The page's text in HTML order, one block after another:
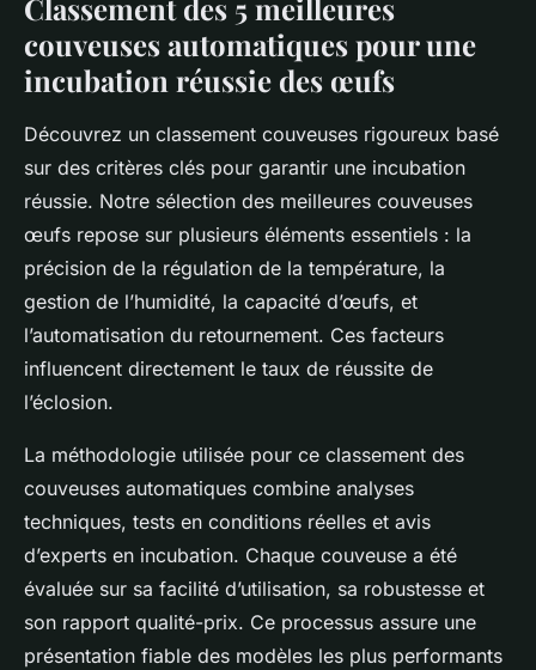
Classement des 5 meilleures
couveuses automatiques pour une
incubation réussie des œufs
Découvrez un classement couveuses rigoureux basé
sur des critères clés pour garantir une incubation
réussie. Notre sélection des meilleures couveuses
œufs repose sur plusieurs éléments essentiels : la
précision de la régulation de la température, la
gestion de l’humidité, la capacité d’œufs, et
l’automatisation du retournement. Ces facteurs
influencent directement le taux de réussite de
l’éclosion.
La méthodologie utilisée pour ce classement des
couveuses automatiques combine analyses
techniques, tests en conditions réelles et avis
d’experts en incubation. Chaque couveuse a été
évaluée sur sa facilité d’utilisation, sa robustesse et
son rapport qualité-prix. Ce processus assure une
présentation fiable des modèles les plus performants